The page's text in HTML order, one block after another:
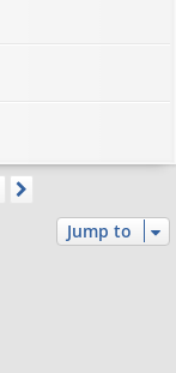
Jump to